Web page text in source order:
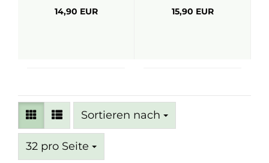
14,90 EUR 15,90 EUR
Sortieren nach
Sortieren nach
32 pro Seite
pro Seite